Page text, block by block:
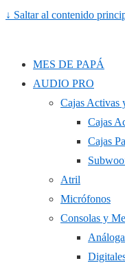
↓ Saltar al contenido
MES DE PAPÁ
AUDIO PRO
Cajas Activas
Cajas
Cajas
Atril
Micrófonos
Consolas y